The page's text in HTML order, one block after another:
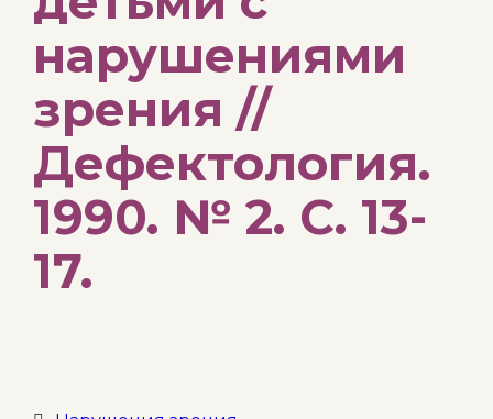
нарушениями
зрения //
Дефектология.
1990. № 2. С. 13-
17.